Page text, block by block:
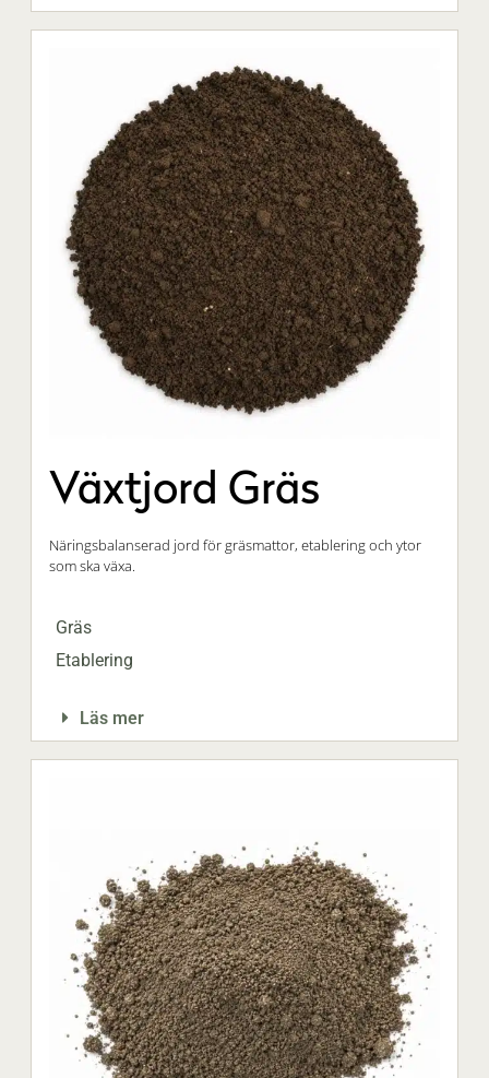
Växtjord Gräs
Näringsbalanserad jord för gräsmattor, etablering och ytor
som ska växa.
Gräs
Etablering
Läs mer